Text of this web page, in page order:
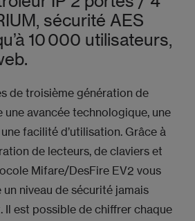
sécurité AES
10 000 utilisateurs,
de troisième génération de
une avancée technologique, une
facilité d’utilisation. Grâce à
de lecteurs, de claviers et
Mifare/DesFire EV2 vous
un niveau de sécurité jamais
Il est possible de chiffrer chaque